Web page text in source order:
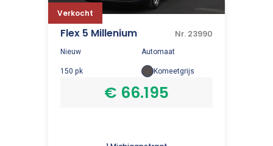
Verkocht
Flex 5 Millenium Nr. 23990
Nieuw
Automaat
150 pk
Komeetgrijs
€ 66.195